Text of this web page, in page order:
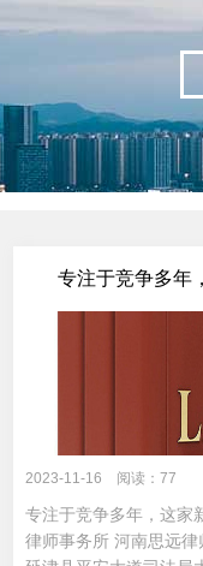
专注于竞争多年
2023-11-16 阅读：77
专注于竞争多年，这家
律师事务所 河南思远